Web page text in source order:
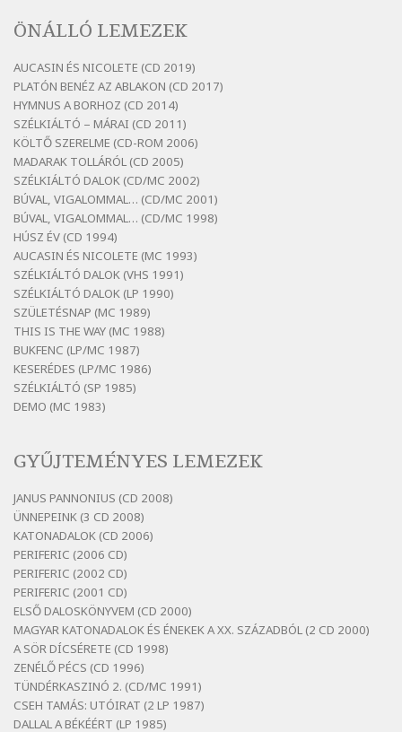
Szélkiáltó
Bertók László: Az arcodra, ha nem vigyázol
Szélkiáltó
Bertók László: Dinnye Döme
Szélkiáltó
Bertók László: Diófa-levélen
Szélkiáltó
Bertók László: El-elképzelem a falansztert
Szélkiáltó
Bertók László: Elmenni kevés, itt maradni
sok
Szélkiáltó
Bertók László: Mintha már pénteken
vasárnap
Szélkiáltó
Bertók László: Ó, az a hol volt vicinális
Bertók László: Vásáros
Szélkiáltó
Bertók László: Vizibolt
Szélkiáltó
Bornemissza Endre: Szitakötő
Szélkiáltó
Detlev von Liliencron: Bölcsődal
Szélkiáltó
Fenyvesi Béla: Lesz-e még menedék?
Szélkiáltó
Fenyvesi Béla: Szélkiáltó kánon
ÖNÁLLÓ LEMEZEK
AUCASIN ÉS NICOLETE (CD 2019)
PLATÓN BENÉZ AZ ABLAKON (CD 2017)
HYMNUS A BORHOZ (CD 2014)
SZÉLKIÁLTÓ – MÁRAI (CD 2011)
KÖLTŐ SZERELME (CD-ROM 2006)
MADARAK TOLLÁRÓL (CD 2005)
SZÉLKIÁLTÓ DALOK (CD/MC 2002)
BÚVAL, VIGALOMMAL… (CD/MC 2001)
BÚVAL, VIGALOMMAL… (CD/MC 1998)
HÚSZ ÉV (CD 1994)
AUCASIN ÉS NICOLETE (MC 1993)
SZÉLKIÁLTÓ DALOK (VHS 1991)
SZÉLKIÁLTÓ DALOK (LP 1990)
SZÜLETÉSNAP (MC 1989)
THIS IS THE WAY (MC 1988)
BUKFENC (LP/MC 1987)
KESERÉDES (LP/MC 1986)
SZÉLKIÁLTÓ (SP 1985)
DEMO (MC 1983)
GYŰJTEMÉNYES LEMEZEK
JANUS PANNONIUS (CD 2008)
ÜNNEPEINK (3 CD 2008)
KATONADALOK (CD 2006)
PERIFERIC (2006 CD)
PERIFERIC (2002 CD)
PERIFERIC (2001 CD)
ELSŐ DALOSKÖNYVEM (CD 2000)
MAGYAR KATONADALOK ÉS ÉNEKEK A XX. SZÁZADBÓL (2 CD 2000)
A SÖR DÍCSÉRETE (CD 1998)
ZENÉLŐ PÉCS (CD 1996)
TÜNDÉRKASZINÓ 2. (CD/MC 1991)
CSEH TAMÁS: UTÓIRAT (2 LP 1987)
DALLAL A BÉKÉÉRT (LP 1985)